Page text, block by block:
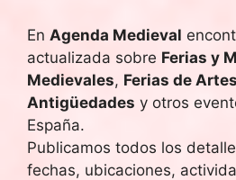
En Agenda Medieval
actualizada sobre Ferias y
Medievales, Ferias de
Antigüedades y otros
España.
Publicamos todos los
fechas, ubicaciones,